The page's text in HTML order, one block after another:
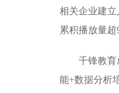
相关企业建
累积播放量
千锋教育
能+数据分析